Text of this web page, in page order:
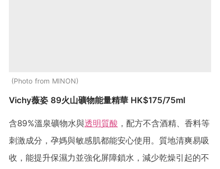
Photo from MINON
Vichy薇姿 89火山礦物能量精華 HK$175/75ml
含89%溫泉礦物水與透明質酸 ，配方不含酒精、香料等
刺激成分，孕媽與敏感肌都能安心使用。質地清爽易吸
收，能提升保濕力並強化屏障鎖水，減少乾燥引起的不